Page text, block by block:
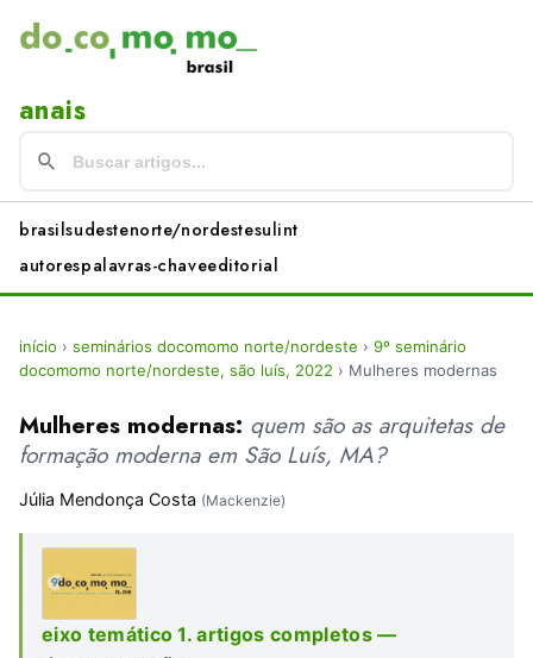
anais
brasilsudestenorte/nordestesulint
autorespalavras-chaveeditorial
início › seminários docomomo norte/nordeste › 9º seminário
docomomo norte/nordeste, são luís, 2022 › Mulheres modernas
Mulheres modernas: quem são as arquitetas de
formação moderna em São Luís, MA?
Júlia Mendonça Costa (Mackenzie)
eixo temático 1. artigos completos —